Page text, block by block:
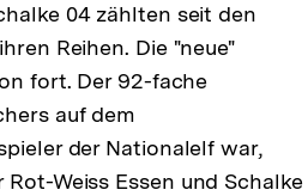
04 zählten seit den
Reihen. Die "neue"
fort. Der 92-fache
auf dem
der Nationalelf war,
Weiss Essen und Schalke